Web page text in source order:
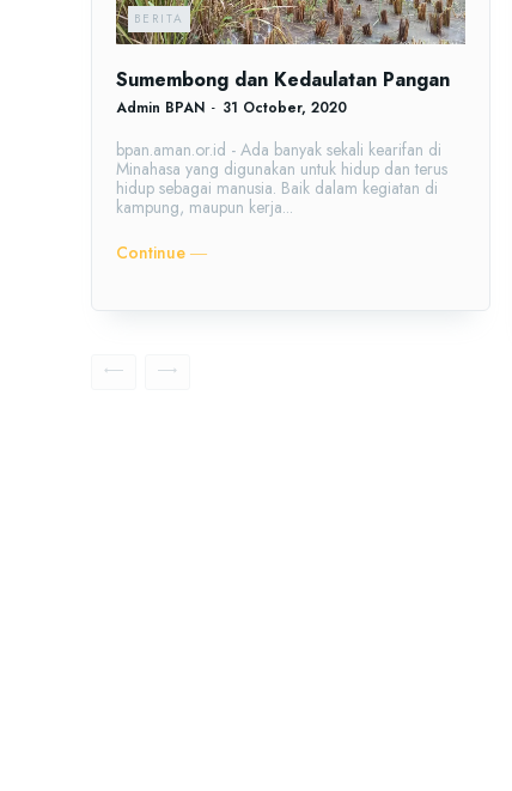
BERITA
Sumembong dan Kedaulatan Pangan
Admin BPAN - 31 October, 2020
bpan.aman.or.id - Ada banyak sekali kearifan di
Minahasa yang digunakan untuk hidup dan terus
hidup sebagai manusia. Baik dalam kegiatan di
kampung, maupun kerja...
Continue ―